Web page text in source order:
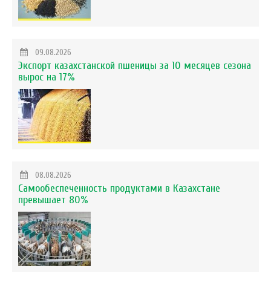
09.08.2026
Экспорт казахстанской пшеницы за 10 месяцев сезона
вырос на 17%
08.08.2026
Самообеспеченность продуктами в Казахстане
превышает 80%